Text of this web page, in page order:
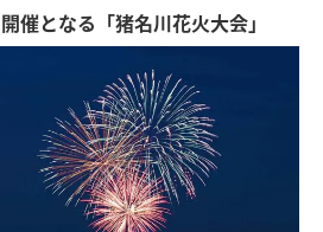
催となる「猪名川花火大会」